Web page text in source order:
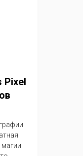
Pixel